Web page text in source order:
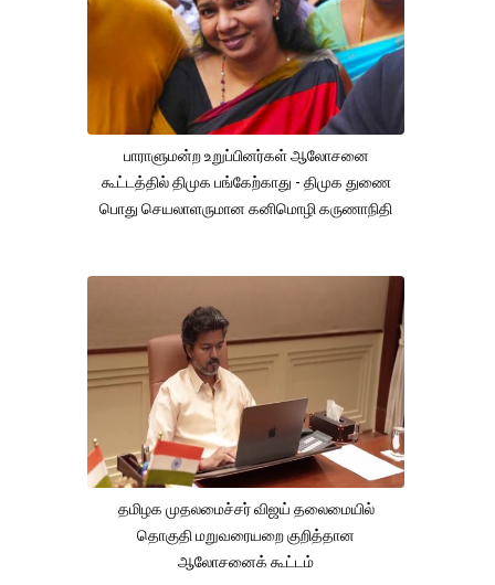
பாராளுமன்ற உறுப்பினர்கள் ஆலோசனை
கூட்டத்தில் திமுக பங்கேற்காது - திமுக துணை
பொது செயலாளருமான கனிமொழி கருணாநிதி
தமிழக முதலமைச்சர் விஜய் தலைமையில்
தொகுதி மறுவரையறை குறித்தான
ஆலோசனைக் கூட்டம்